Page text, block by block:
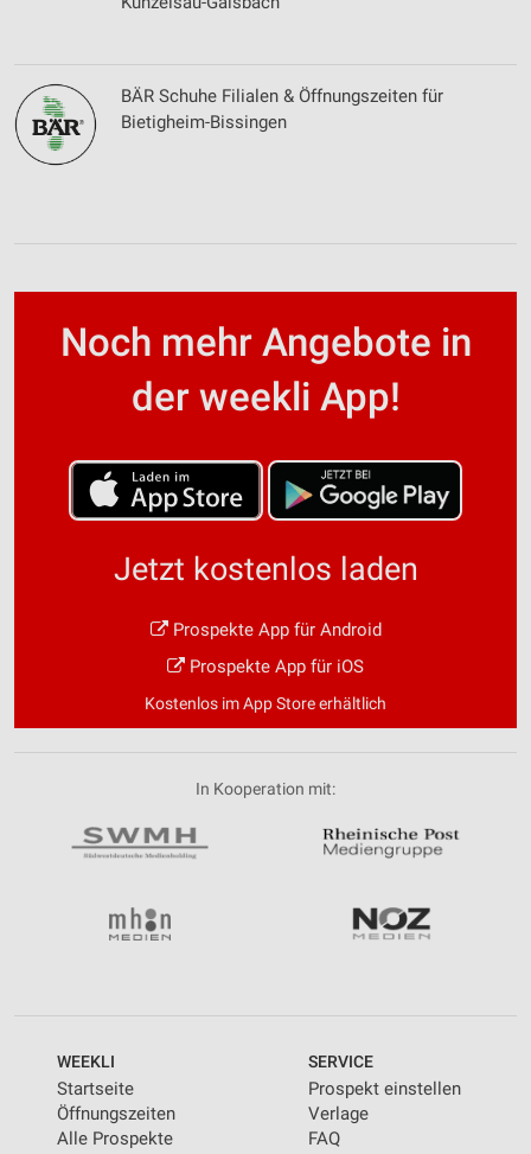
BÄR Schuhe Filialen & Öffnungszeiten für
Bietigheim-Bissingen
Noch mehr Angebote in
der weekli App!
Jetzt kostenlos laden
Prospekte App für Android
Prospekte App für iOS
Kostenlos im App Store erhältlich
In Kooperation mit:
WEEKLI
Startseite
Öffnungszeiten
Alle Prospekte
SERVICE
Prospekt einstellen
Verlage
FAQ